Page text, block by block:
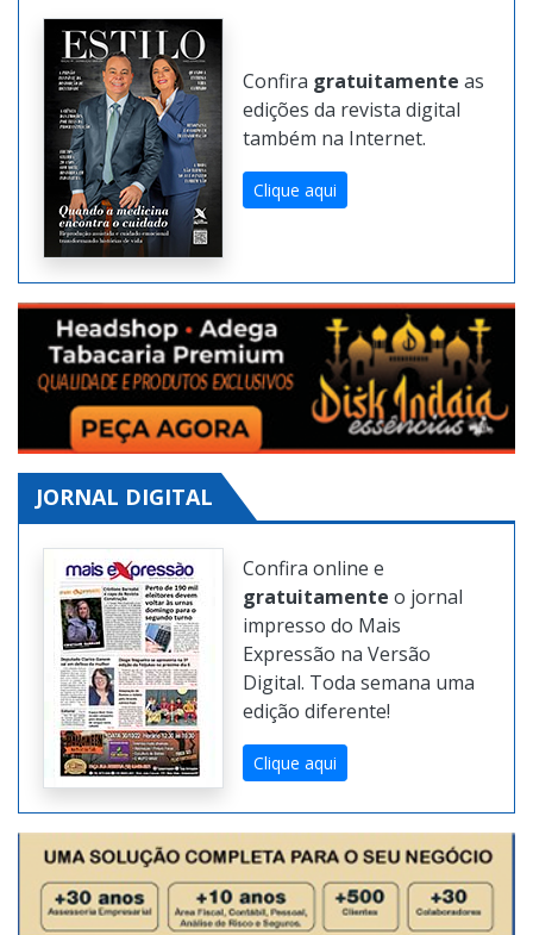
Confira gratuitamente as
edições da revista digital
também na Internet.
Clique aqui
JORNAL DIGITAL
Confira online e
gratuitamente o jornal
impresso do Mais
Expressão na Versão
Digital. Toda semana uma
edição diferente!
Clique aqui